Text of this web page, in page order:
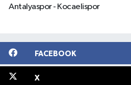
Antalyaspor - Kocaelispor
FACEBOOK
X